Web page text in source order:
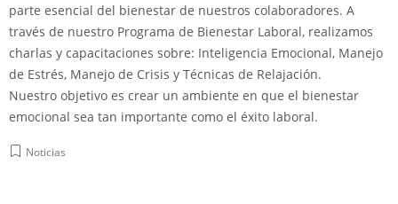
parte esencial del bienestar de nuestros colaboradores. A
través de nuestro Programa de Bienestar Laboral, realizamos
charlas y capacitaciones sobre: Inteligencia Emocional, Manejo
de Estrés, Manejo de Crisis y Técnicas de Relajación.
Nuestro objetivo es crear un ambiente en que el bienestar
emocional sea tan importante como el éxito laboral.
Noticias